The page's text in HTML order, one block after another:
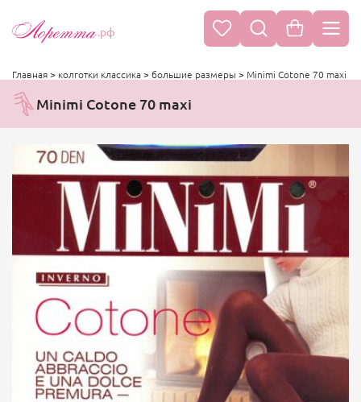
.рф
Главная> колготки классика> большие размеры > Minimi Cotone 70 maxi
Minimi Cotone 70 maxi